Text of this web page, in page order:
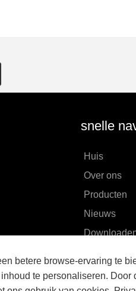
betere browse-ervaring te
te personaliseren. Door
snelle
Huis
Over ons
Producten
Nieuws
Neem